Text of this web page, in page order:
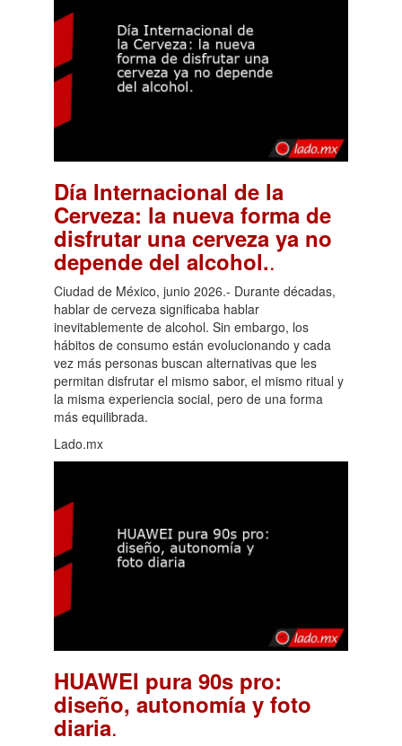
Día Internacional de la
Cerveza: la nueva forma de
disfrutar una cerveza ya no
depende del alcohol..
Ciudad de México, junio 2026.- Durante décadas,
hablar de cerveza significaba hablar
inevitablemente de alcohol. Sin embargo, los
hábitos de consumo están evolucionando y cada
vez más personas buscan alternativas que les
permitan disfrutar el mismo sabor, el mismo ritual y
la misma experiencia social, pero de una forma
más equilibrada.
Lado.mx
HUAWEI pura 90s pro:
diseño, autonomía y foto
diaria.